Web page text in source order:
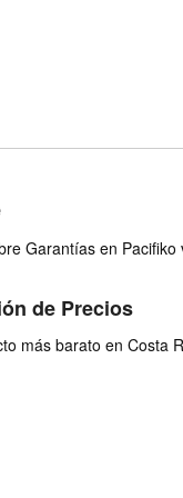
Garantías en
de Precios
más barato en Costa